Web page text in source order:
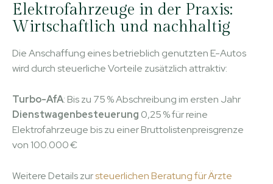
Elektrofahrzeuge in der Praxis:
Wirtschaftlich und nachhaltig
Die Anschaffung eines betrieblich genutzten E-Autos
wird durch steuerliche Vorteile zusätzlich attraktiv:
Turbo-AfA: Bis zu 75 % Abschreibung im ersten Jahr
Dienstwagenbesteuerung 0,25 % für reine
Elektrofahrzeuge bis zu einer Bruttolistenpreisgrenze
von 100.000 €
Weitere Details zursteuerlichen Beratung für Ärzte